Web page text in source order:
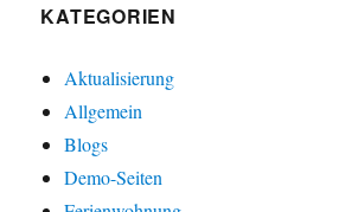
KATEGORIEN
Aktualisierung
Allgemein
Blogs
Demo-Seiten